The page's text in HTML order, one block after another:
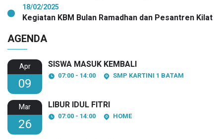
18/02/2025
Kegiatan KBM Bulan Ramadhan dan Pesantren Kilat
AGENDA
Apr
09
SISWA MASUK KEMBALI
07:00 - 14:00 SMP KARTINI 1 BATAM
Mar
26
LIBUR IDUL FITRI
07:00 - 14:00 HOME